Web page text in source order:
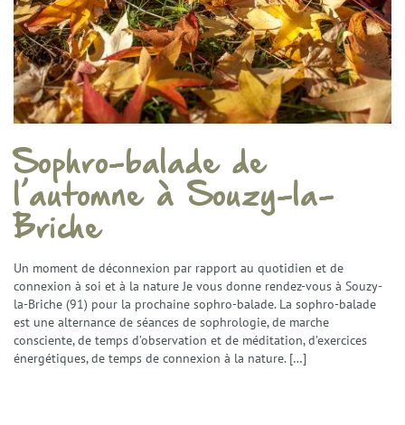
Sophro-balade de
l’automne à Souzy-la-
Briche
Un moment de déconnexion par rapport au quotidien et de
connexion à soi et à la nature Je vous donne rendez-vous à Souzy-
la-Briche (91) pour la prochaine sophro-balade. La sophro-balade
est une alternance de séances de sophrologie, de marche
consciente, de temps d’observation et de méditation, d’exercices
énergétiques, de temps de connexion à la nature. […]